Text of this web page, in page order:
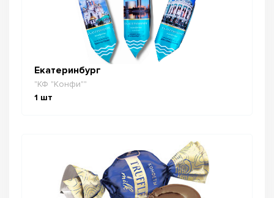
Екатеринбург
"КФ "Конфи""
1 шт